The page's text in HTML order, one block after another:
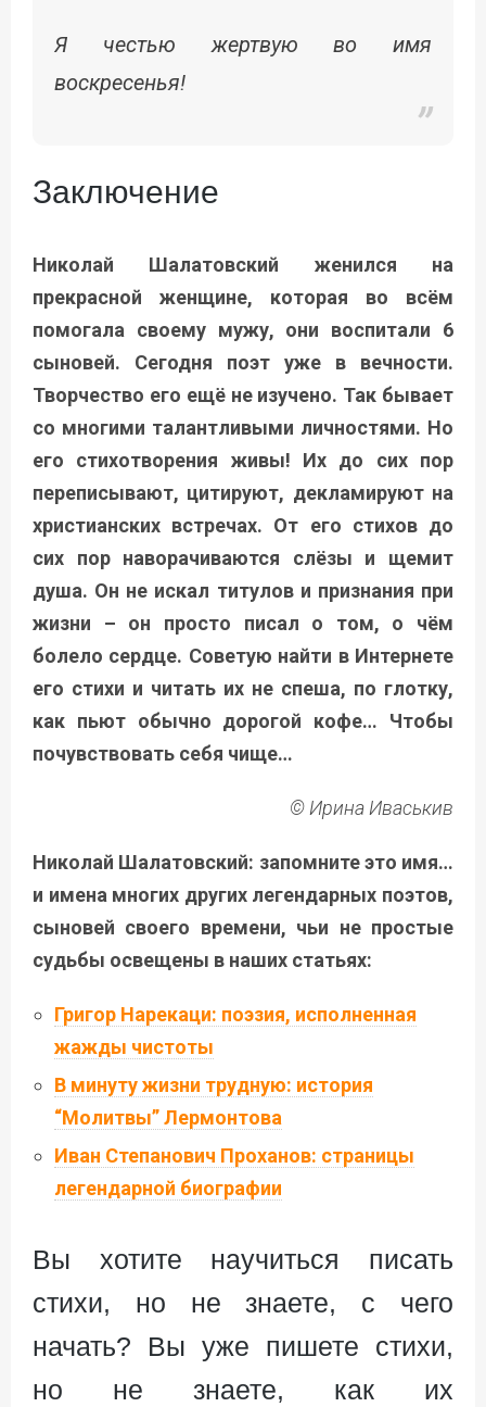
Я честью жертвую во имя
воскресенья!
Заключение
Николай Шалатовский женился на
прекрасной женщине, которая во всём
помогала своему мужу, они воспитали 6
сыновей. Сегодня поэт уже в вечности.
Творчество его ещё не изучено. Так бывает
со многими талантливыми личностями. Но
его стихотворения живы! Их до сих пор
переписывают, цитируют, декламируют на
христианских встречах. От его стихов до
сих пор наворачиваются слёзы и щемит
душа. Он не искал титулов и признания при
жизни – он просто писал о том, о чём
болело сердце. Советую найти в Интернете
его стихи и читать их не спеша, по глотку,
как пьют обычно дорогой кофе… Чтобы
почувствовать себя чище…
© Ирина Иваськив
Николай Шалатовский: запомните это имя…
и имена многих других легендарных поэтов,
сыновей своего времени, чьи не простые
судьбы освещены в наших статьях:
Григор Нарекаци: поэзия, исполненная
жажды чистоты
В минуту жизни трудную: история
“Молитвы” Лермонтова
Иван Степанович Проханов: страницы
легендарной биографии
Вы хотите научиться писать
стихи, но не знаете, с чего
начать? Вы уже пишете стихи,
но не знаете, как их